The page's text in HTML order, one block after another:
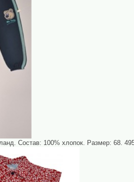
Состав: 100% хлопок. Размер: 68.